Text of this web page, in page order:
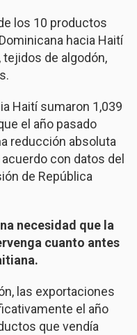
los 10 productos
hacia Haití
de algodón,
Haití sumaron 1,039
el año pasado
reducción absoluta
con datos del
de República
necesidad que la
cuanto antes
las exportaciones
el año
que vendía